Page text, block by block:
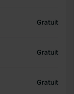
Gratuit
Gratuit
Gratuit